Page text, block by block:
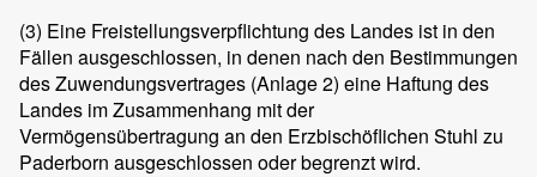
(3) Eine Freistellungsverpflichtung des Landes ist in den
Fällen ausgeschlossen, in denen nach den Bestimmungen
des Zuwendungsvertrages (Anlage 2) eine Haftung des
Landes im Zusammenhang mit der
Vermögensübertragung an den Erzbischöflichen Stuhl zu
Paderborn ausgeschlossen oder begrenzt wird.